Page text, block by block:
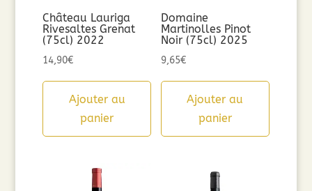
Château Lauriga
Rivesaltes Grenat
(75cl) 2022
14,90€
Ajouter au
panier
Domaine
Martinolles Pinot
Noir (75cl) 2025
9,65€
Ajouter au
panier